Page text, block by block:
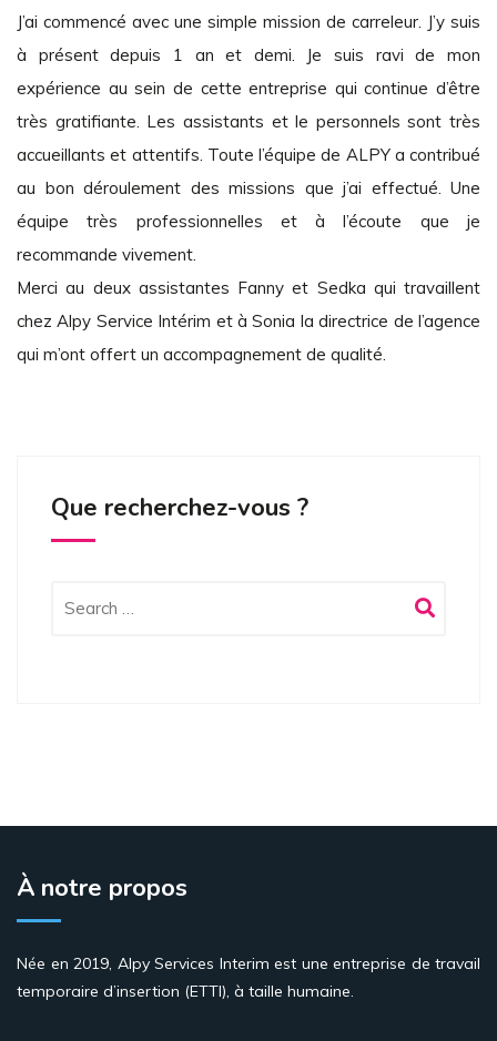
J’ai commencé avec une simple mission de carreleur. J’y suis
à présent depuis 1 an et demi. Je suis ravi de mon
expérience au sein de cette entreprise qui continue d’être
très gratifiante. Les assistants et le personnels sont très
accueillants et attentifs. Toute l’équipe de ALPY a contribué
au bon déroulement des missions que j’ai effectué. Une
équipe très professionnelles et à l’écoute que je
recommande vivement.
Merci au deux assistantes Fanny et Sedka qui travaillent
chez Alpy Service Intérim et à Sonia la directrice de l’agence
qui m’ont offert un accompagnement de qualité.
Que recherchez-vous ?
À notre propos
Née en 2019, Alpy Services Interim est une entreprise de travail
temporaire d’insertion (ETTI), à taille humaine.